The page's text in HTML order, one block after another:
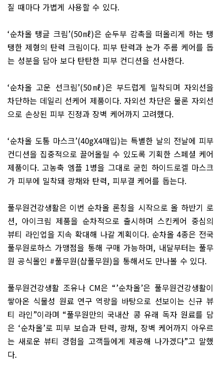
질 때마다 가볍게 사용할 수 있다.
‘순차올 탱글 크림’(50㎖)은 순두부 감촉을 떠올리게 하는 탱
탱한 제형의 탄력 크림이다. 피부 탄력과 눈가 주름 케어를 돕
는 성분을 담아 보다 탄탄한 피부 컨디션을 선사한다.
‘순차올 고운 선크림’(50㎖)은 부드럽게 밀착되며 자외선을
차단하는 데일리 선케어 제품이다. 자외선 차단은 물론 자외선
으로 손상된 피부 진정과 장벽 케어까지 고려했다.
‘순차올 도톰 마스크’(40gX4매입)는 특별한 날의 전날에 피부
컨디션을 집중적으로 끌어올릴 수 있도록 기획한 스페셜 케어
제품이다.고농축 엠플 1병을 그대로 굳힌 하이드로겔 마스크
가 피부에 밀착돼 광채와 탄력, 피부결 케어를 돕는다.
풀무원건강생활은 이번 순차올 론칭을 시작으로 올 하반기 로
션, 아이크림 제품을 순차적으로 출시하며 스킨케어 중심의
뷰티 라인업을 지속 확대해 나갈 계획이다. 순차올4종은 전국
풀무원로하스 가맹점을 통해 구매 가능하며, 내달부터는 풀무
원 공식몰인 #풀무원(샵풀무원)을 통해서도 만나볼 수 있다.
풀무원건강생활 조유나 CM은 “’순차올’은 풀무원건강생활이
쌓아온 식물성 원료 연구 역량을 바탕으로 선보이는 신규 뷰
티 라인”이라며“풀무원만의 국내산 콩 유래 독자 원료를 담
은 ‘순차올’로 피부 보습과 탄력,광채, 장벽 케어까지 아우르
는 새로운 뷰티 경험을 고객들에게 제공해 나가겠다”고 말했
다.